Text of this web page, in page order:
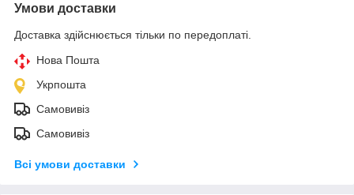
Умови доставки
Доставка здійснюється тільки по передоплаті.
Нова Пошта
Укрпошта
Самовивіз
Самовивіз
Всі умови доставки